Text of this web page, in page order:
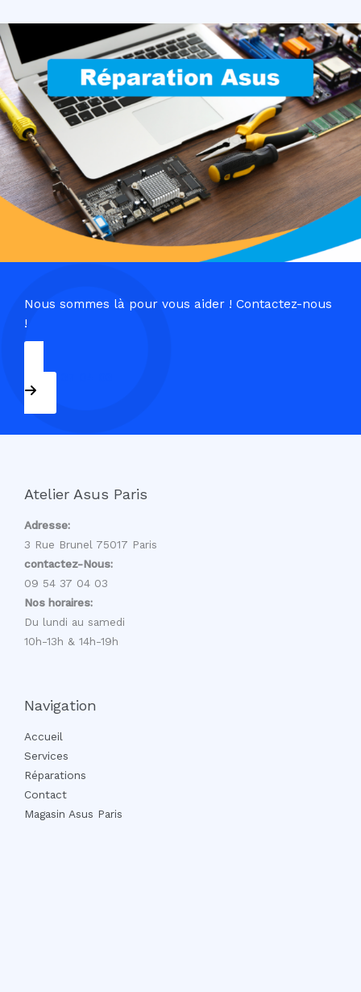
Nous sommes là pour vous aider ! Contactez-nous
!
09 54 37 04 03
Atelier Asus Paris
Adresse:
3 Rue Brunel 75017 Paris
contactez-Nous:
09 54 37 04 03
Nos horaires:
Du lundi au samedi
10h-13h & 14h-19h
Navigation
Accueil
Services
Réparations
Contact
Magasin Asus Paris